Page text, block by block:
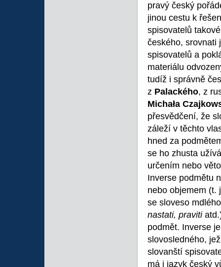
pravý český
jinou cestu k
spisovatelů
českého, srovnati
spisovatelů a
materiálu
tudíž i správně
z Palackého, z
Michała
přesvědčení, že
záleží v těchto
hned za
se ho zhusta
určením nebo
Inverse podmětu
nebo objemem (t.
se sloveso
nastati, praviti
podmět. Inverse
slovosledného,
slovanští
má i jazyk český